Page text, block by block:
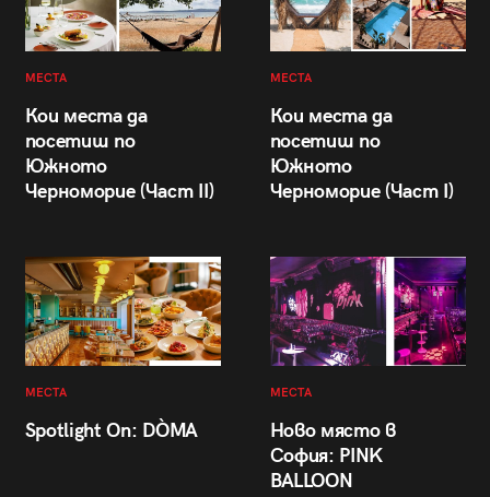
МЕСТА
Кои места да
посетиш по
Южното
Черноморие (Част II)
МЕСТА
Кои места да
посетиш по
Южното
Черноморие (Част I)
МЕСТА
Spotlight On: DÒMA
МЕСТА
Ново място в
София: PINK
BALLOON